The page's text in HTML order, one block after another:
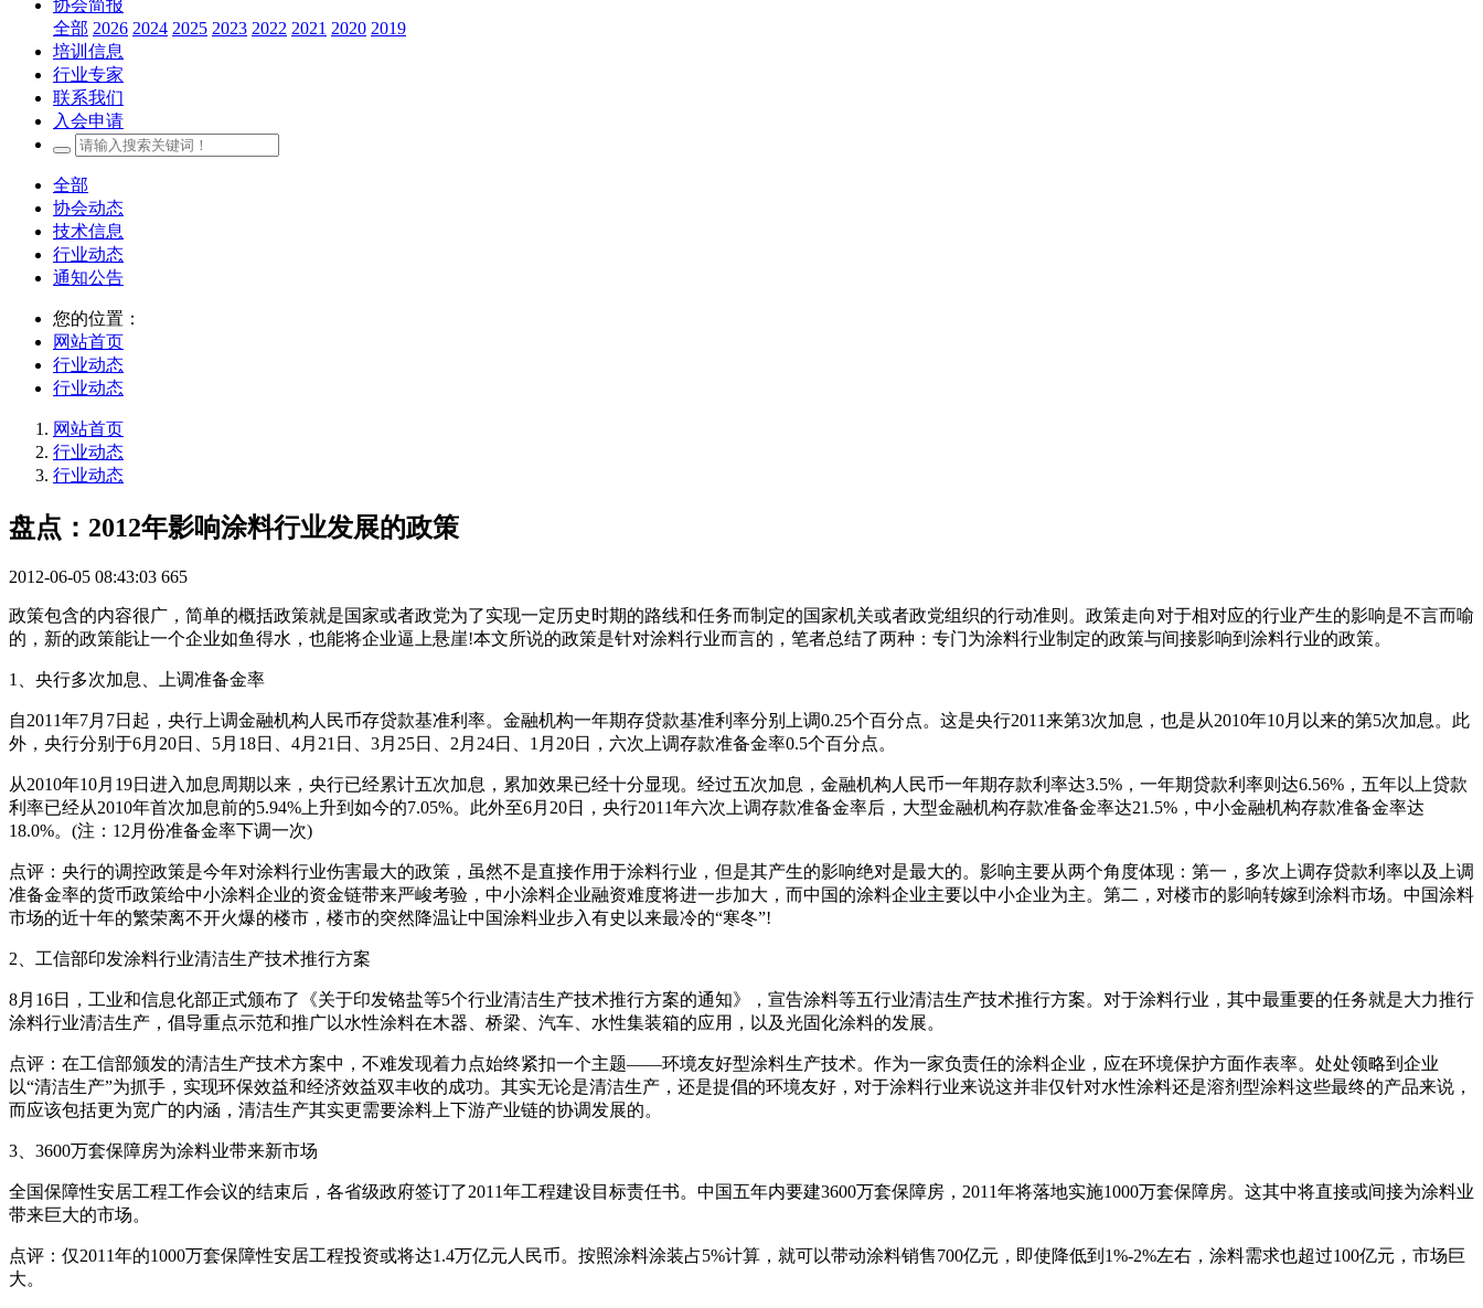
协会简报
全部 2026 2024 2025 2023 2022 2021 2020 2019
培训信息
行业专家
联系我们
入会申请
全部
协会动态
技术信息
行业动态
通知公告
您的位置：
网站首页
行业动态
行业动态
网站首页
行业动态
行业动态
盘点：2012年影响涂料行业发展的政策
2012-06-05 08:43:03 665
政策包含的内容很广，简单的概括政策就是国家或者政党为了实现一定历史时期的路线和任务而制定的国家机关或者政党组织的行动准则。政策走向对于相对应的行业产生的影响是不言而喻
的，新的政策能让一个企业如鱼得水，也能将企业逼上悬崖!本文所说的政策是针对涂料行业而言的，笔者总结了两种：专门为涂料行业制定的政策与间接影响到涂料行业的政策。
1、央行多次加息、上调准备金率
自2011年7月7日起，央行上调金融机构人民币存贷款基准利率。金融机构一年期存贷款基准利率分别上调0.25个百分点。这是央行2011来第3次加息，也是从2010年10月以来的第5次加息。此
外，央行分别于6月20日、5月18日、4月21日、3月25日、2月24日、1月20日，六次上调存款准备金率0.5个百分点。
从2010年10月19日进入加息周期以来，央行已经累计五次加息，累加效果已经十分显现。经过五次加息，金融机构人民币一年期存款利率达3.5%，一年期贷款利率则达6.56%，五年以上贷款
利率已经从2010年首次加息前的5.94%上升到如今的7.05%。此外至6月20日，央行2011年六次上调存款准备金率后，大型金融机构存款准备金率达21.5%，中小金融机构存款准备金率达
18.0%。(注：12月份准备金率下调一次)
点评：央行的调控政策是今年对涂料行业伤害最大的政策，虽然不是直接作用于涂料行业，但是其产生的影响绝对是最大的。影响主要从两个角度体现：第一，多次上调存贷款利率以及上调
准备金率的货币政策给中小涂料企业的资金链带来严峻考验，中小涂料企业融资难度将进一步加大，而中国的涂料企业主要以中小企业为主。第二，对楼市的影响转嫁到涂料市场。中国涂料
市场的近十年的繁荣离不开火爆的楼市，楼市的突然降温让中国涂料业步入有史以来最冷的“寒冬”!
2、工信部印发涂料行业清洁生产技术推行方案
8月16日，工业和信息化部正式颁布了《关于印发铬盐等5个行业清洁生产技术推行方案的通知》，宣告涂料等五行业清洁生产技术推行方案。对于涂料行业，其中最重要的任务就是大力推行
涂料行业清洁生产，倡导重点示范和推广以水性涂料在木器、桥梁、汽车、水性集装箱的应用，以及光固化涂料的发展。
点评：在工信部颁发的清洁生产技术方案中，不难发现着力点始终紧扣一个主题——环境友好型涂料生产技术。作为一家负责任的涂料企业，应在环境保护方面作表率。处处领略到企业
以“清洁生产”为抓手，实现环保效益和经济效益双丰收的成功。其实无论是清洁生产，还是提倡的环境友好，对于涂料行业来说这并非仅针对水性涂料还是溶剂型涂料这些最终的产品来说，
而应该包括更为宽广的内涵，清洁生产其实更需要涂料上下游产业链的协调发展的。
3、3600万套保障房为涂料业带来新市场
全国保障性安居工程工作会议的结束后，各省级政府签订了2011年工程建设目标责任书。中国五年内要建3600万套保障房，2011年将落地实施1000万套保障房。这其中将直接或间接为涂料业
带来巨大的市场。
点评：仅2011年的1000万套保障性安居工程投资或将达1.4万亿元人民币。按照涂料涂装占5%计算，就可以带动涂料销售700亿元，即使降低到1%-2%左右，涂料需求也超过100亿元，市场巨
大。